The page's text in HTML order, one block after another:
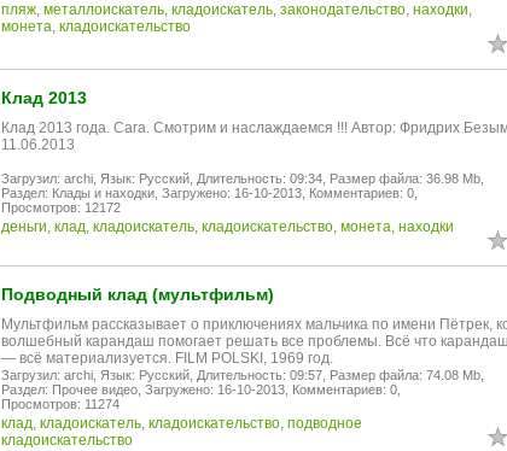
пляж, металлоискатель, кладоискатель, законодательство, находки,
монета, кладоискательство
Клад 2013
Клад 2013 года. Сага. Смотрим и наслаждаемся !!! Автор: Фридрих
11.06.2013
Загрузил: archi, Язык: Русский, Длительность: 09:34, Размер файла: 36.98 Mb,
Раздел: Клады и находки, Загружено: 16-10-2013, Комментариев: 0,
Просмотров: 12172
деньги, клад, кладоискатель, кладоискательство, монета, находки
Подводный клад (мультфильм)
Мультфильм рассказывает о приключениях мальчика по имени Пётрек,
волшебный карандаш помогает решать все проблемы. Всё что
— всё материализуется. FILM POLSKI, 1969 год.
Загрузил: archi, Язык: Русский, Длительность: 09:57, Размер файла: 74.08 Mb,
Раздел: Прочее видео, Загружено: 16-10-2013, Комментариев: 0,
Просмотров: 11274
клад, кладоискатель, кладоискательство, подводное
кладоискательство